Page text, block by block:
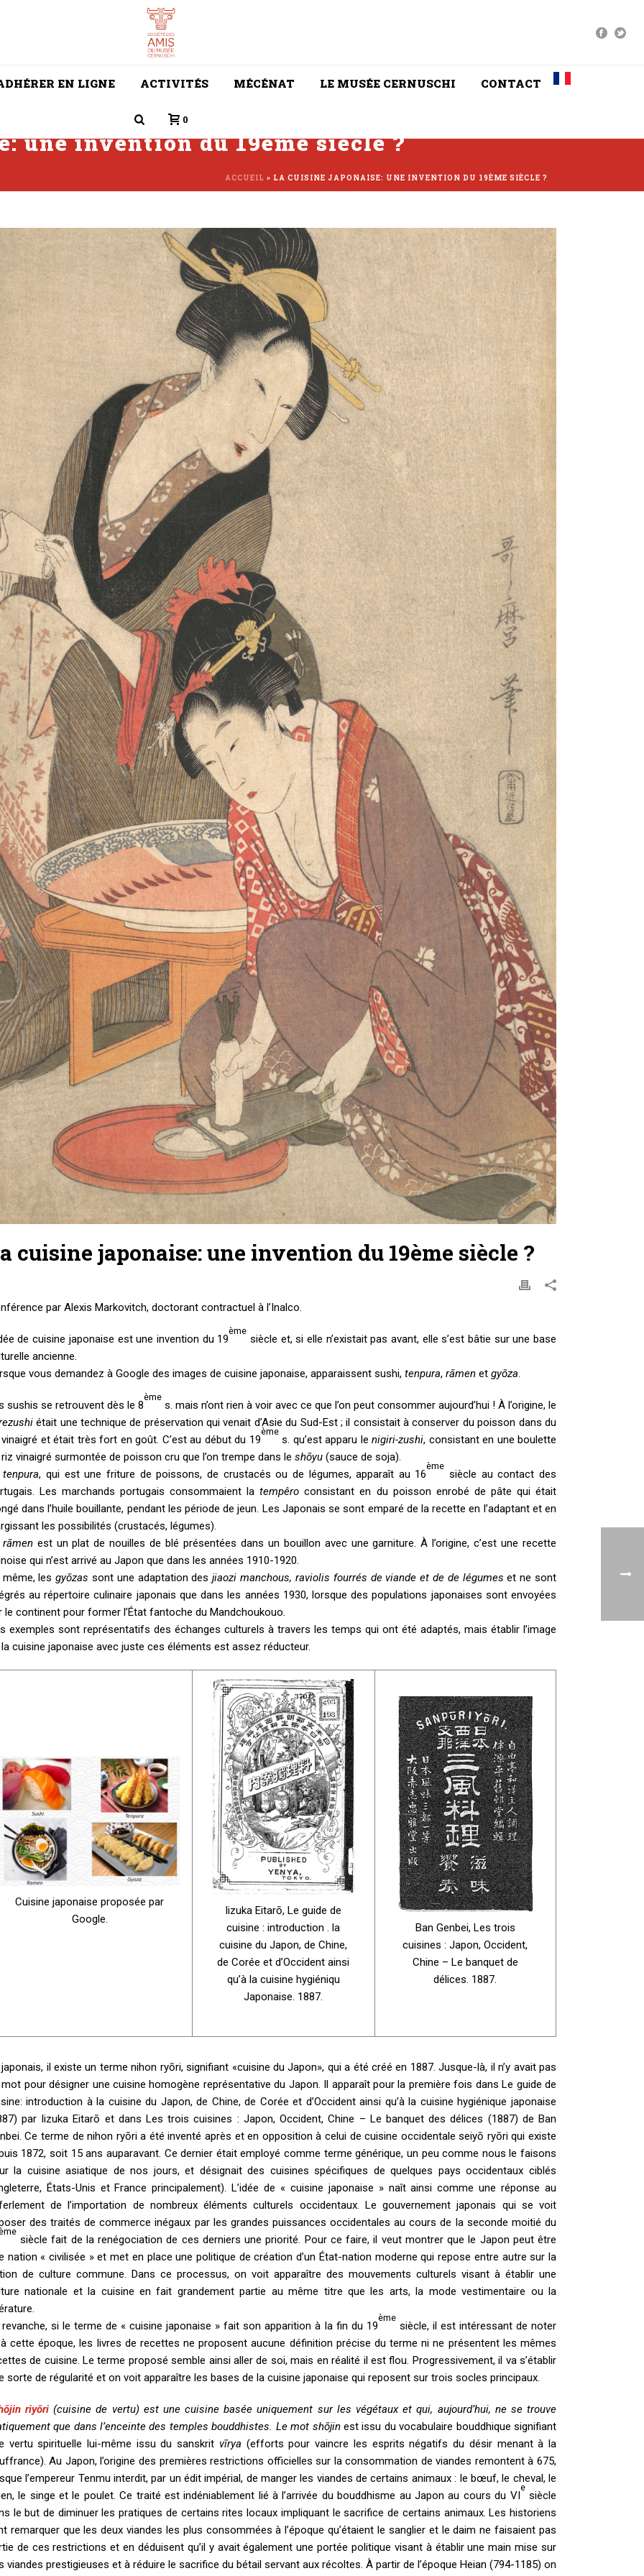
EN LIGNE ACTIVITÉS MÉCÉNAT LE MUSÉE CERNUSCHI CONTACT
0
une invention du 19ème siècle ?
ACCUEIL » LA CUISINE JAPONAISE: UNE INVENTION DU 19ÈME SIÈCLE ?
cuisine japonaise: une invention du 19ème siècle ?
par Alexis Markovitch, doctorant contractuel à l’Inalco.
de cuisine japonaise est une invention du 19
ème
siècle et, si elle n’existait pas avant, elle s’est bâtie sur une base
ancienne.
vous demandez à Google des images de cuisine japonaise, apparaissent sushi, tenpura, rāmenet gyōza.
sushis se retrouvent dès le 8
ème
s. mais n’ont rien à voir avec ce que l’on peut consommer aujourd’hui ! À l’origine, le
était une technique de préservation qui venait d’Asie du Sud-Est ; il consistait à conserver du poisson dans du
et était très fort en goût. C’est au début du 19
ème
s. qu’est apparu lenigiri-zushi, consistant en une boulette
vinaigré surmontée de poisson cru que l’on trempe dans le shōyu(sauce de soja).
tenpura, qui est une friture de poissons, de crustacés ou de légumes, apparaît au 16
ème
siècle au contact des
Les marchands portugais consommaient latempêro consistant en du poisson enrobé de pâte qui était
dans l’huile bouillante, pendant les période de jeun. Les Japonais se sont emparé de la recette en l’adaptant et en
les possibilités (crustacés, légumes).
rāmenest un plat de nouilles de blé présentées dans un bouillon avec une garniture. À l’origine, c’est une recette
qui n’est arrivé au Japon que dans les années 1910-1920.
même, lesgyōzassont une adaptation des jiaozi manchous, raviolis fourrés de viande et de de légumeset ne sont
au répertoire culinaire japonais que dans les années 1930, lorsque des populations japonaises sont envoyées
le continent pour former l’État fantoche du Mandchoukouo.
exemples sont représentatifs des échanges culturels à travers les temps qui ont été adaptés, mais établir l’image
cuisine japonaise avec juste ces éléments est assez réducteur.
Cuisine japonaise proposée par
Google.
Iizuka Eitarō, Le guide de
cuisine : introduction . la
cuisine du Japon, de Chine,
de Corée et d’Occident ainsi
qu’à la cuisine hygiéniqu
Japonaise. 1887.
Ban Genbei, Les trois
cuisines : Japon, Occident,
Chine – Le banquet de
délices. 1887.
japonais, il existe un terme nihon ryōri, signifiant «cuisine du Japon», qui a été créé en 1887. Jusque-là, il n’y avait pas
pour désigner une cuisine homogène représentative du Japon. Il apparaît pour la première fois dans Le guide de
introduction à la cuisine du Japon, de Chine, de Corée et d’Occident ainsi qu’à la cuisine hygiénique japonaise
par Iizuka Eitarō et dans Les trois cuisines : Japon, Occident, Chine – Le banquet des délices (1887) de Ban
Ce terme de nihon ryōri a été inventé après et en opposition à celui de cuisine occidentale seiyō ryōri qui existe
1872, soit 15 ans auparavant. Ce dernier était employé comme terme générique, un peu comme nous le faisons
la cuisine asiatique de nos jours, et désignait des cuisines spécifiques de quelques pays occidentaux ciblés
États-Unis et France principalement). L’idée de « cuisine japonaise » naît ainsi comme une réponse au
de l’importation de nombreux éléments culturels occidentaux. Le gouvernement japonais qui se voit
des traités de commerce inégaux par les grandes puissances occidentales au cours de la seconde moitié du
siècle fait de la renégociation de ces derniers une priorité. Pour ce faire, il veut montrer que le Japon peut être
nation « civilisée » et met en place une politique de création d’un État-nation moderne qui repose entre autre sur la
de culture commune. Dans ce processus, on voit apparaître des mouvements culturels visant à établir une
nationale et la cuisine en fait grandement partie au même titre que les arts, la mode vestimentaire ou la
revanche, si le terme de « cuisine japonaise » fait son apparition à la fin du 19
ème
siècle, il est intéressant de noter
cette époque, les livres de recettes ne proposent aucune définition précise du terme ni ne présentent les mêmes
de cuisine. Le terme proposé semble ainsi aller de soi, mais en réalité il est flou. Progressivement, il va s’établir
sorte de régularité et on voit apparaître les bases de la cuisine japonaise qui reposent sur trois socles principaux.
ōjinriyōri (cuisine de vertu) est une cuisine basée uniquement sur les végétaux et qui, aujourd’hui, ne se trouve
que dans l’enceinte des temples bouddhistes. Le mot shōjinest issu du vocabulaire bouddhique signifiant
vertu spirituelle lui-même issu du sanskrit vīrya (efforts pour vaincre les esprits négatifs du désir menant à la
Au Japon, l’origine des premières restrictions officielles sur la consommation de viandes remontent à 675,
l’empereur Tenmu interdit, par un édit impérial, de manger les viandes de certains animaux : le bœuf, le cheval, le
le singe et le poulet. Ce traité est indéniablement lié à l’arrivée du bouddhisme au Japon au cours du VI
e
siècle
le but de diminuer les pratiques de certains rites locaux impliquant le sacrifice de certains animaux. Les historiens
remarquer que les deux viandes les plus consommées à l’époque qu’étaient le sanglier et le daim ne faisaient pas
de ces restrictions et en déduisent qu’il y avait également une portée politique visant à établir une main mise sur
viandes prestigieuses et à réduire le sacrifice du bétail servant aux récoltes. À partir de l’époque Heian (794-1185) on